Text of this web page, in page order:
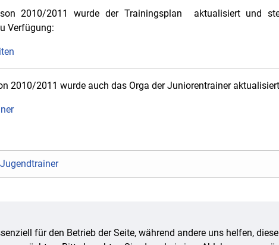
2010/2011 wurde der Trainingsplan aktualisiert und
Verfügung:
2010/2011 wurde auch das Orga der Juniorentrainer
für den Betrieb der Seite, während andere uns helfen,